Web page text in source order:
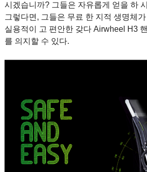
시겠습니까? 그들은 자유롭게 얻을 하
그렇다면, 그들은 무료 한 지적 생명체
실용적이 고 편안한 갖다 Airwheel H3
를 의지할 수 있다.